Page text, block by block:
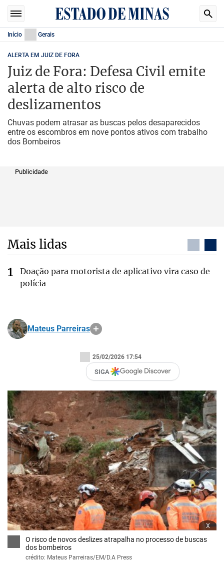
Início Gerais
ALERTA EM JUIZ DE FORA
Juiz de Fora: Defesa Civil emite
alerta de alto risco de
deslizamentos
Chuvas podem atrasar as buscas pelos desaparecidos
entre os escombros em nove pontos ativos com trabalho
dos Bombeiros
Publicidade
Mais lidas
Doação para motorista de aplicativo vira caso de
polícia
Mateus Parreiras
25/02/2026 17:54
SIGA
x
O risco de novos deslizes atrapalha no processo de buscas
dos bombeiros
crédito: Mateus Parreiras/EM/D.A Press